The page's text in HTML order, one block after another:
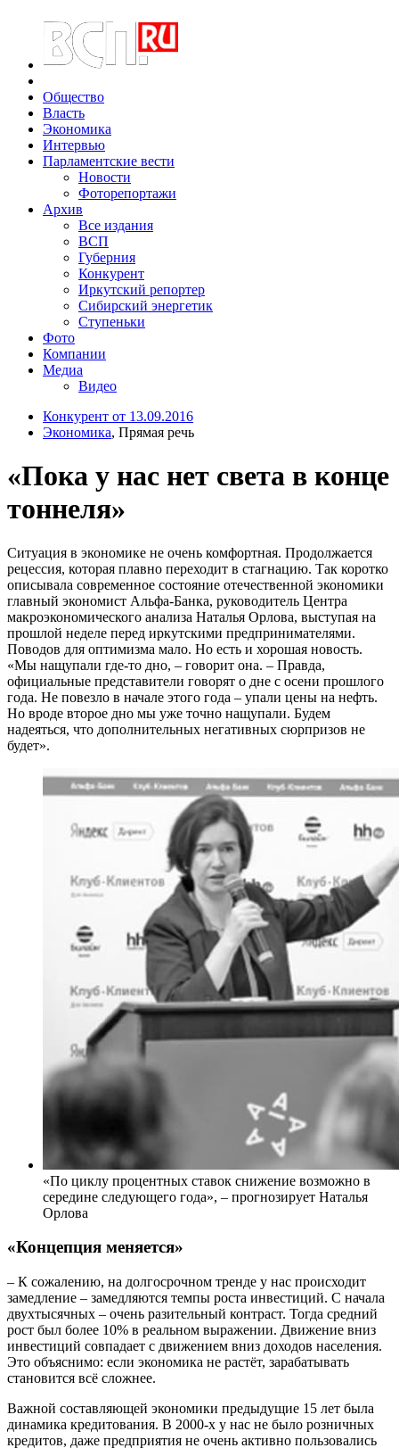
Общество
Власть
Экономика
Интервью
Парламентские вести
Новости
Фоторепортажи
Архив
Все издания
ВСП
Губерния
Конкурент
Иркутский репортер
Сибирский энергетик
Ступеньки
Фото
Компании
Медиа
Видео
Конкурент от 13.09.2016
Экономика, Прямая речь
«Пока у нас нет света в конце
тоннеля»
Ситуация в экономике не очень комфортная. Продолжается
рецессия, которая плавно переходит в стагнацию. Так коротко
описывала современное состояние отечественной экономики
главный экономист Альфа-Банка, руководитель Центра
макроэкономического анализа Наталья Орлова, выступая на
прошлой неделе перед иркутскими предпринимателями.
Поводов для оптимизма мало. Но есть и хорошая новость.
«Мы нащупали где-то дно, – говорит она. – Правда,
официальные представители говорят о дне с осени прошлого
года. Не повезло в начале этого года – упали цены на нефть.
Но вроде второе дно мы уже точно нащупали. Будем
надеяться, что дополнительных негативных сюрпризов не
будет».
«По циклу процентных ставок снижение возможно в
середине следующего года», – прогнозирует Наталья
Орлова
«Концепция меняется»
– К сожалению, на долгосрочном тренде у нас происходит
замедление – замедляются темпы роста инвестиций. С начала
двухтысячных – очень разительный контраст. Тогда средний
рост был более 10% в реальном выражении. Движение вниз
инвестиций совпадает с движением вниз доходов населения.
Это объяснимо: если экономика не растёт, зарабатывать
становится всё сложнее.
Важной составляющей экономики предыдущие 15 лет была
динамика кредитования. В 2000-х у нас не было розничных
кредитов, даже предприятия не очень активно пользовались